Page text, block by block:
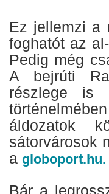
Ez jellemzi a
foghatót az
Pedig még
A bejrúti
részlege is
áldozatok
sátorvárosok
a globoport.hu.
Bár a